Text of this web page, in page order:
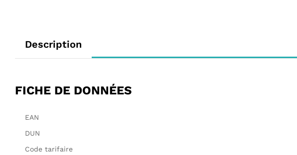
Description
FICHE DE DONNÉES
EAN
DUN
Code tarifaire